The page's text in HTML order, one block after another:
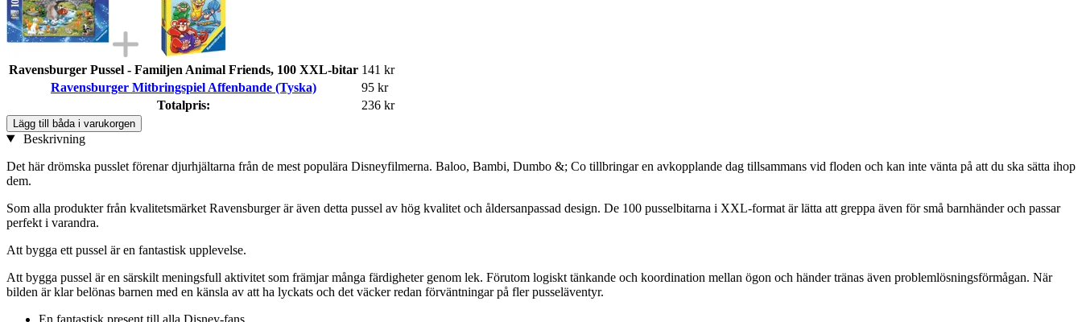
Ravensburger Pussel - Familjen Animal Friends, 100 XXL-bitar 141 kr
Ravensburger Mitbringspiel Affenbande (Tyska)
95 kr
Totalpris:
236 kr
Lägg till båda i varukorgen
Beskrivning
Det här drömska pusslet förenar djurhjältarna från de mest populära Disneyfilmerna. Baloo, Bambi, Dumbo &; Co tillbringar en avkopplande dag tillsammans vid floden och kan inte vänta på att du ska sätta ihop
dem.
Som alla produkter från kvalitetsmärket Ravensburger är även detta pussel av hög kvalitet och åldersanpassad design. De 100 pusselbitarna i XXL-format är lätta att greppa även för små barnhänder och passar
perfekt i varandra.
Att bygga ett pussel är en fantastisk upplevelse.
Att bygga pussel är en särskilt meningsfull aktivitet som främjar många färdigheter genom lek. Förutom logiskt tänkande och koordination mellan ögon och händer tränas även problemlösningsförmågan. När
bilden är klar belönas barnen med en känsla av att ha lyckats och det väcker redan förväntningar på fler pusseläventyr.
En fantastisk present till alla Disney-fans